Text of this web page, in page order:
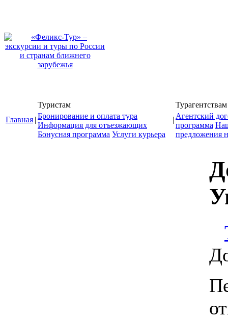
Главная |
Туристам
Бронирование и оплата тура
Информация для отъезжающих
Бонусная программа Услуги курьера
|
Турагентствам
Агентский
программа
предложения